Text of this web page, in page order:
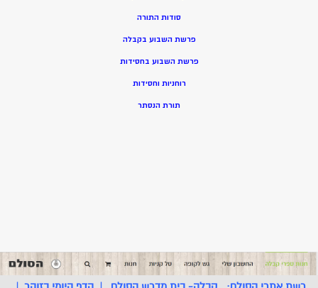
סודות התורה
פרשת השבוע בקבלה
פרשת השבוע בחסידות
רוחניות וחסידות
תורת הנסתר